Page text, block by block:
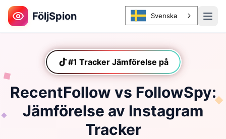
FöljSpion Svenska
#1 Tracker Jämförelse påTikTokTikTok
RecentFollow vs FollowSpy:
Jämförelse av Instagram
Tracker